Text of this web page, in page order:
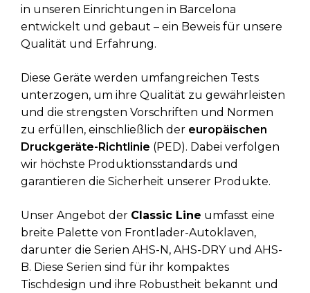
in unseren Einrichtungen in Barcelona
entwickelt und gebaut – ein Beweis für unsere
Qualität und Erfahrung.
Diese Geräte werden umfangreichen Tests
unterzogen, um ihre Qualität zu gewährleisten
und die strengsten Vorschriften und Normen
zu erfüllen, einschließlich der europäischen
Druckgeräte-Richtlinie (PED). Dabei verfolgen
wir höchste Produktionsstandards und
garantieren die Sicherheit unserer Produkte.
Unser Angebot der Classic Line umfasst eine
breite Palette von Frontlader-Autoklaven,
darunter die Serien AHS-N, AHS-DRY und AHS-
B. Diese Serien sind für ihr kompaktes
Tischdesign und ihre Robustheit bekannt und